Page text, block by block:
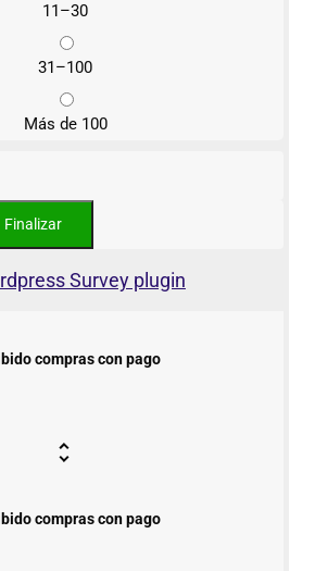
11–30
31–100
Más de 100
Survey plugin
compras con pago
compras con pago